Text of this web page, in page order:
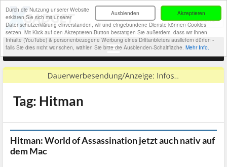
Akzeptieren
Ausblenden
Durch die Nutzung unserer Website
erklären Sie sich mit unserer
Datenschutzerklärung einverstanden, wir und eingebundene Dienste können Cookies
setzen. Mit Klick auf den Akzeptieren-Button bestätigen Sie außerdem, dass wir Ihnen
Inhalte (YouTube) & personenbezogene Werbung eines Drittanbieters ausliefern dürfen -
falls Sie dies nicht wünschen, wählen Sie bitte die Ausblenden-Schaltfläche. Mehr Info.
Tag: Hitman
Hitman: World of Assassination jetzt auch nativ auf
dem Mac